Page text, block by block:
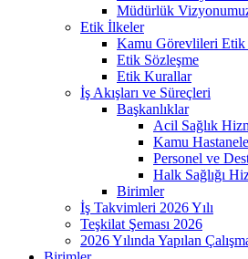
Müdürlük
Etik İlkeler
Kamu Görevlileri Etik
Etik Sözleşme
Etik Kurallar
İş Akışları ve Süreçleri
Başkanlıklar
Acil Sağlık
Kamu
Personel ve
Halk Sağlığı
Birimler
İş Takvimleri 2026 Yılı
Teşkilat Şeması 2026
2026 Yılında Yapılan